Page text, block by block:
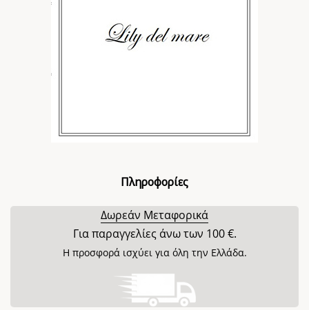
Πληροφορίες
Δωρεάν Μεταφορικά
Για παραγγελίες άνω των 100 €.
Η προσφορά ισχύει για όλη την Ελλάδα.